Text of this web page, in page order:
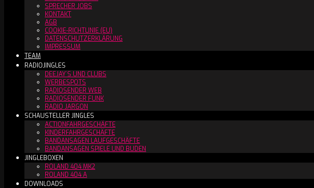
SPRECHER JOBS
KONTAKT
AGB
COOKIE-RICHTLINIE (EU)
DATENSCHUTZERKLÄRUNG
IMPRESSUM
TEAM
RADIOJINGLES
DEEJAY´S UND CLUBS
WERBESPOTS
RADIOSENDER WEB
RADIOSENDER FUNK
RADIO JARGON
SCHAUSTELLER JINGLES
ACTIONFAHRGESCHÄFTE
KINDERFAHRGESCHÄFTE
BANDANSAGEN LAUFGESCHÄFTE
BANDANSAGEN SPIELE UND BUDEN
JINGLEBOXEN
ROLAND 404 MK2
ROLAND 404 A
DOWNLOADS